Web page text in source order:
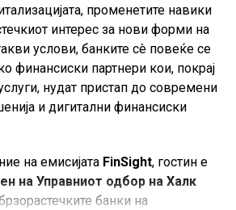
променетите навики
интерес за нови форми на
услови, банките сè повеќе се
финансиски партнери кои, покрај
нудат пристап до современи
и дигитални финансиски
на емисијата FinSight, гостин е
на Управниот одбор на Халк
банки на